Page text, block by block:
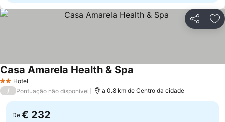
Partilhar
2 Estrelas
Hotel
Casa Amarela Health & Spa
/ Pontuação não disponível a 0.8 km de Centro da cidade
De € 232